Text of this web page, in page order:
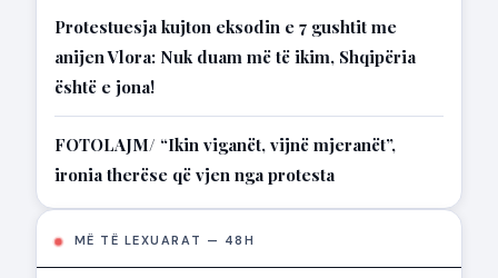
Protestuesja kujton eksodin e 7 gushtit me
anijen Vlora: Nuk duam më të ikim, Shqipëria
është e jona!
FOTOLAJM/ “Ikin viganët, vijnë mjeranët”,
ironia therëse që vjen nga protesta
MË TË LEXUARAT — 48H